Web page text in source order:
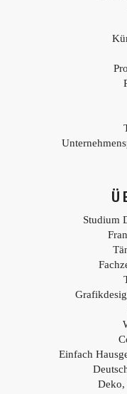
Studium
Einfach
Deko,